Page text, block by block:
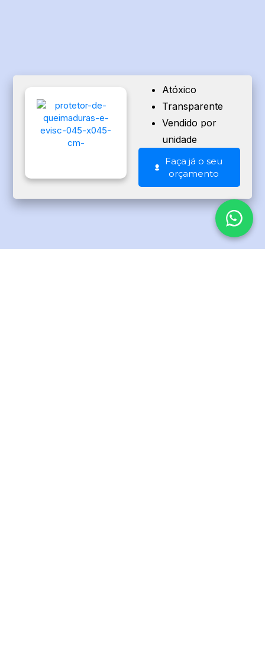
Atóxico
Transparente
Vendido por
unidade
Faça já o seu
orçamento